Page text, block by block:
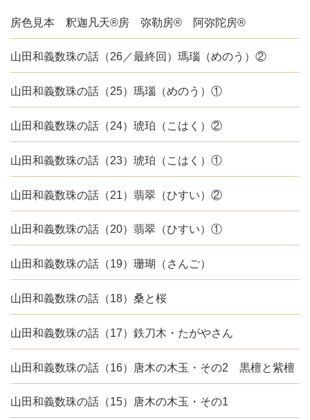
房色見本 釈迦凡天®房 弥勒房® 阿弥陀房®
山田和義数珠の話（26／最終回）瑪瑙（めのう）②
山田和義数珠の話（25）瑪瑙（めのう）①
山田和義数珠の話（24）琥珀（こはく）②
山田和義数珠の話（23）琥珀（こはく）①
山田和義数珠の話（21）翡翠（ひすい）②
山田和義数珠の話（20）翡翠（ひすい）①
山田和義数珠の話（19）珊瑚（さんご）
山田和義数珠の話（18）桑と桜
山田和義数珠の話（17）鉄刀木・たがやさん
山田和義数珠の話（16）唐木の木玉・その2 黒檀と紫檀
山田和義数珠の話（15）唐木の木玉・その1